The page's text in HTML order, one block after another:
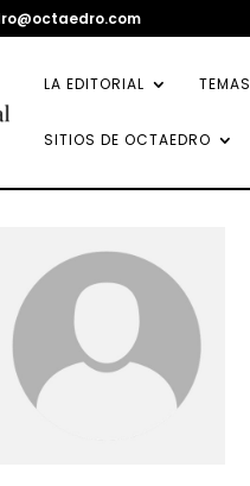
LA EDITORIAL TEMAS
SITIOS DE OCTAEDRO